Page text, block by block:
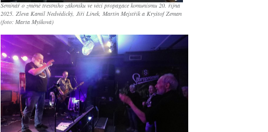
Seminář o změně trestního zákoníku ve věci propagace komunismu 20. října
2025. Zleva Kamil Nedvědický, Jiří Línek, Martin Mejstřík a Kryštof Zeman
(foto: Marta Myšková)